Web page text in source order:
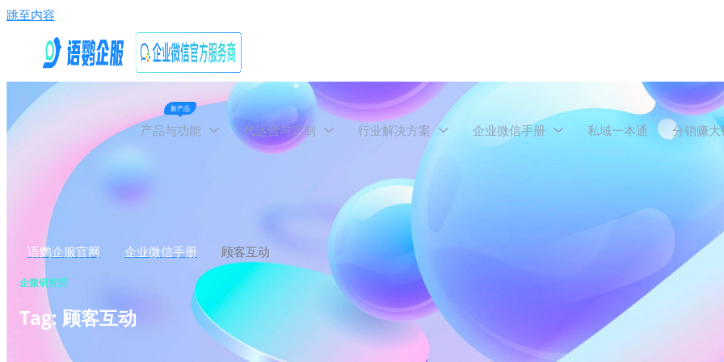
跳至内容
新产品
产品与功能 代运营与定制 行业解决方案 企业微信手册 私域一本通 分销赚大
语鹦企服官网 企业微信手册 顾客互动
企微研究院
Tag: 顾客互动